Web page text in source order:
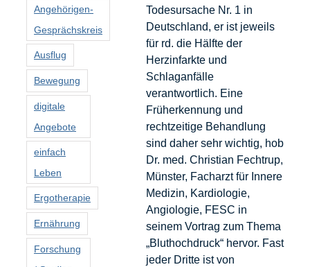
Todesursache Nr. 1 in
Deutschland, er ist jeweils
für rd. die Hälfte der
Herzinfarkte und
Schlaganfälle
verantwortlich. Eine
Früherkennung und
rechtzeitige Behandlung
sind daher sehr wichtig, hob
Dr. med. Christian Fechtrup,
Münster, Facharzt für Innere
Medizin, Kardiologie,
Angiologie, FESC in
seinem Vortrag zum Thema
„Bluthochdruck“ hervor. Fast
jeder Dritte ist von
Angehörigen-
Gesprächskreis
Ausflug
Bewegung
digitale
Angebote
einfach
Leben
Ergotherapie
Ernährung
Forschung